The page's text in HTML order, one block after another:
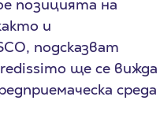
позицията на
и
подсказват
ще се вижда
среда